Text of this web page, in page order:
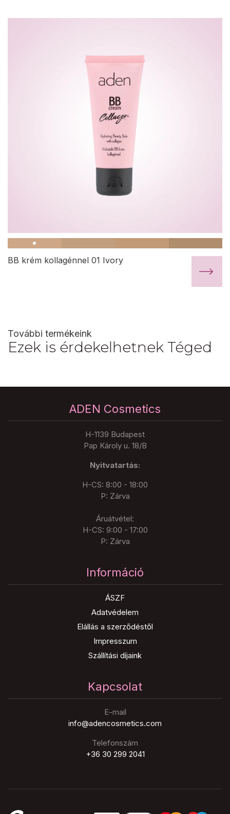
BB krém kollagénnel 01 Ivory
További termékeink
Ezek is érdekelhetnek Téged
ADEN Cosmetics
H-1139 Budapest
Pap Károly u. 18/B
Nyitvatartás:
H-CS: 8:00 - 18:00
P: Zárva
Áruátvétel:
H-CS: 9:00 - 17:00
P: Zárva
Információ
ÁSZF
Adatvédelem
Elállás a szerződéstől
Impresszum
Szállítási díjaink
Kapcsolat
E-mail
info@adencosmetics.com
Telefonszám
+36 30 299 2041